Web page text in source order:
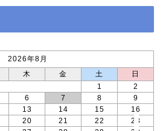
2026年8月
木 金 土
日
1
2
6 7 8
9
13 14 15
16
20 21 22
23
プロフィール profile
Twitter
@RetryEnglish